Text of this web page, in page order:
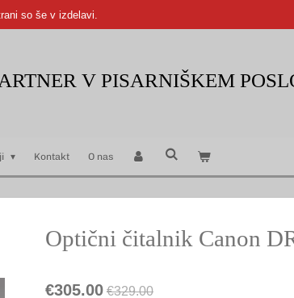
so še v izdelavi.
V PISARNIŠKEM
Kontakt O nas
Optični čitalnik Canon
€305.00 €329.00